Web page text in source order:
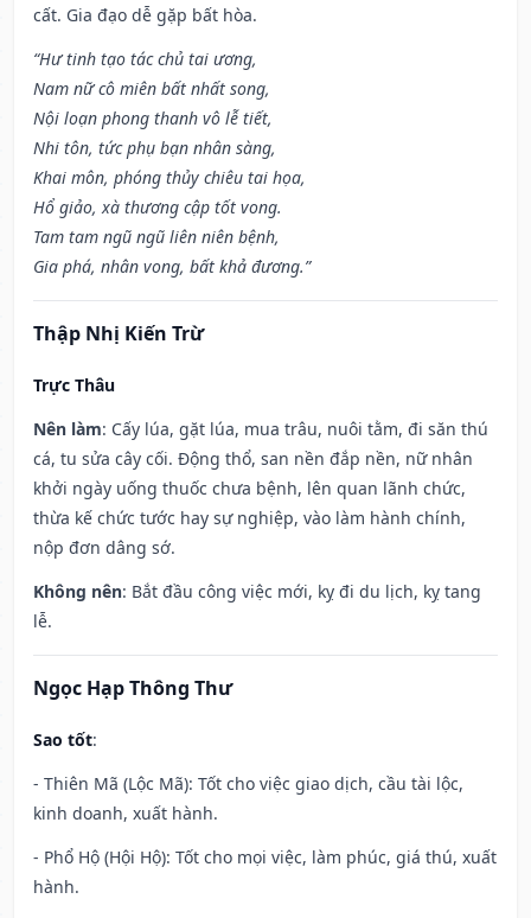
cất. Gia đạo dễ gặp bất hòa.
“Hư tinh tạo tác chủ tai ương,
Nam nữ cô miên bất nhất song,
Nội loạn phong thanh vô lễ tiết,
Nhi tôn, tức phụ bạn nhân sàng,
Khai môn, phóng thủy chiêu tai họa,
Hổ giảo, xà thương cập tốt vong.
Tam tam ngũ ngũ liên niên bệnh,
Gia phá, nhân vong, bất khả đương.”
Thập Nhị Kiến Trừ
Trực Thâu
Nên làm: Cấy lúa, gặt lúa, mua trâu, nuôi tằm, đi săn thú
cá, tu sửa cây cối. Động thổ, san nền đắp nền, nữ nhân
khởi ngày uống thuốc chưa bệnh, lên quan lãnh chức,
thừa kế chức tước hay sự nghiệp, vào làm hành chính,
nộp đơn dâng sớ.
Không nên: Bắt đầu công việc mới, kỵ đi du lịch, kỵ tang
lễ.
Ngọc Hạp Thông Thư
Sao tốt:
- Thiên Mã (Lộc Mã): Tốt cho việc giao dịch, cầu tài lộc,
kinh doanh, xuất hành.
- Phổ Hộ (Hội Hộ): Tốt cho mọi việc, làm phúc, giá thú, xuất
hành.